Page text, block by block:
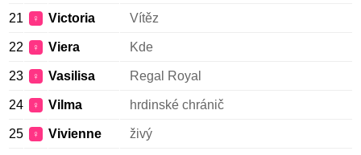
21 ♀ Victoria Vítěz
22 ♀ Viera Kde
23 ♀ Vasilisa Regal Royal
24 ♀ Vilma hrdinské chránič
25 ♀ Vivienne živý